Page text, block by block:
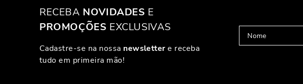
RECEBA NOVIDADES E
PROMOÇÕES EXCLUSIVAS
Cadastre-se na nossa newslettere receba
tudo em primeira mão!